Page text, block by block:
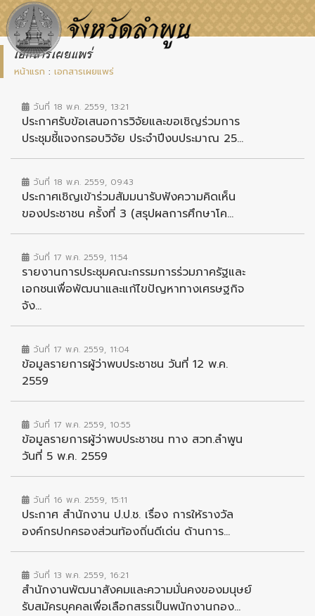
เอกสารเผยแพร่
หน้าแรก : เอกสารเผยแพร่
วันที่ 18 พ.ค. 2559, 13:21
ประกาศรับข้อเสนอการวิจัยและขอเชิญร่วมการ
ประชุมชี้แจงกรอบวิจัย ประจำปีงบประมาณ 25...
วันที่ 18 พ.ค. 2559, 09:43
ประกาศเชิญเข้าร่วมสัมมนารับฟังความคิดเห็น
ของประชาชน ครั้งที่ 3 (สรุปผลการศึกษาโค...
วันที่ 17 พ.ค. 2559, 11:54
รายงานการประชุมคณะกรรมการร่วมภาครัฐและ
เอกชนเพื่อพัฒนาและแก้ไขปัญหาทางเศรษฐกิจ
จัง...
วันที่ 17 พ.ค. 2559, 11:04
ข้อมูลรายการผู้ว่าพบประชาชน วันที่ 12 พ.ค.
2559
วันที่ 17 พ.ค. 2559, 10:55
ข้อมูลรายการผู้ว่าพบประชาชน ทาง สวท.ลำพูน
วันที่ 5 พ.ค. 2559
วันที่ 16 พ.ค. 2559, 15:11
ประกาศ สำนักงาน ป.ป.ช. เรื่อง การให้รางวัล
องค์กรปกครองส่วนท้องถิ่นดีเด่น ด้านการ...
วันที่ 13 พ.ค. 2559, 16:21
สำนักงานพัฒนาสังคมและความมั่นคงของมนุษย์
รับสมัครบุคคลเพื่อเลือกสรรเป็นพนักงานกอง...